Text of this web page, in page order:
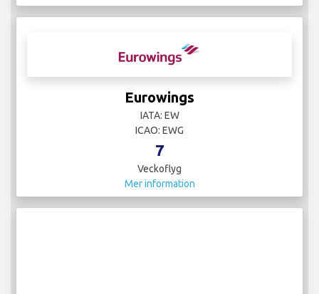
Eurowings
IATA: EW
ICAO: EWG
7
Veckoflyg
Mer information